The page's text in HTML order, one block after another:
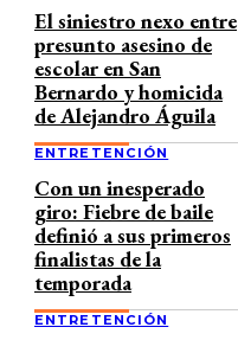
El siniestro nexo entre
presunto asesino de
escolar en San
Bernardo y homicida
de Alejandro Águila
ENTRETENCIÓN
Con un inesperado
giro: Fiebre de baile
definió a sus primeros
finalistas de la
temporada
ENTRETENCIÓN